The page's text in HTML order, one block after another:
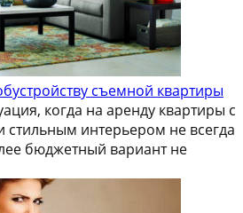
съемной квартиры
когда на аренду квартиры с
интерьером не всегда
бюджетный вариант не